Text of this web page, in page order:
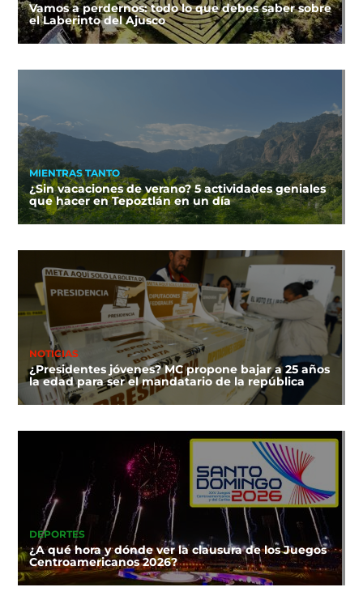
Vamos a perdernos: todo lo que debes saber sobre
el Laberinto del Ajusco
MIENTRAS TANTO
¿Sin vacaciones de verano? 5 actividades geniales
que hacer en Tepoztlán en un día
NOTICIAS
¿Presidentes jóvenes? MC propone bajar a 25 años
la edad para ser el mandatario de la república
DEPORTES
¿A qué hora y dónde ver la clausura de los Juegos
Centroamericanos 2026?